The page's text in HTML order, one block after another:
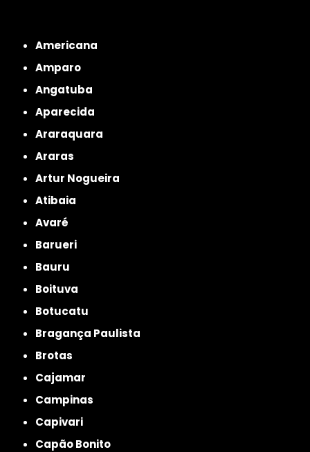
Americana
Amparo
Angatuba
Aparecida
Araraquara
Araras
Artur Nogueira
Atibaia
Avaré
Barueri
Bauru
Boituva
Botucatu
Bragança Paulista
Brotas
Cajamar
Campinas
Capivari
Capão Bonito